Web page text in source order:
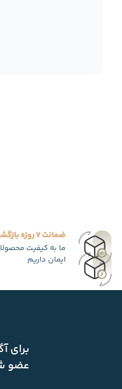
ضمانت 7 روزه بازگشت کالا
ما به کیفیت
ایمان داریم
برای
عضو